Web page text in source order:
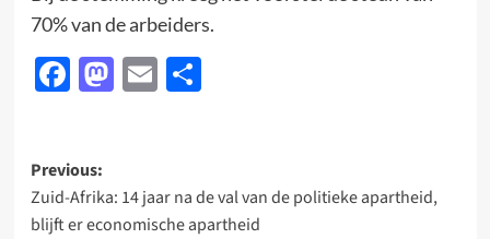
70% van de arbeiders.
Facebook
Mastodon
EmailDelen
Post
navigation
Previous:
Zuid-Afrika: 14 jaar na de val van de politieke apartheid,
blijft er economische apartheid